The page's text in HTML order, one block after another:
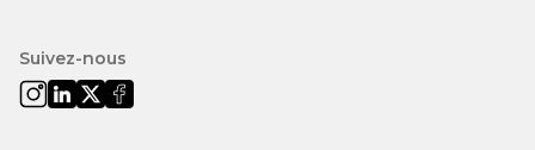
Suivez-nous